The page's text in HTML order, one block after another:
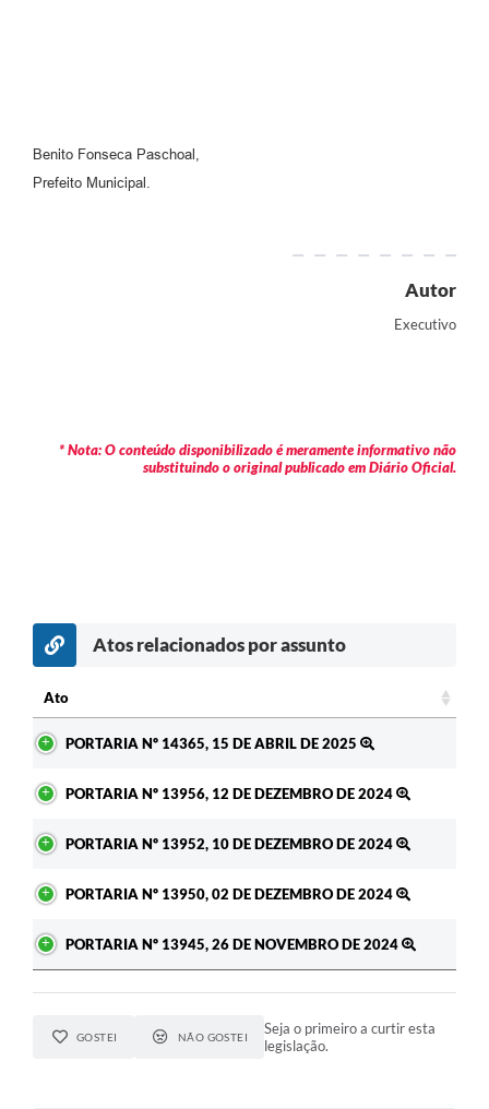
Benito Fonseca Paschoal,
Prefeito Municipal.
Autor
Executivo
* Nota: O conteúdo disponibilizado é meramente informativo não
substituindo o original publicado em Diário Oficial.
Atos relacionados por assunto
Ato
PORTARIA Nº 14365, 15 DE ABRIL DE 2025
PORTARIA Nº 13956, 12 DE DEZEMBRO DE 2024
PORTARIA Nº 13952, 10 DE DEZEMBRO DE 2024
PORTARIA Nº 13950, 02 DE DEZEMBRO DE 2024
PORTARIA Nº 13945, 26 DE NOVEMBRO DE 2024
GOSTEI NÃO GOSTEI
Seja o primeiro a curtir esta
legislação.